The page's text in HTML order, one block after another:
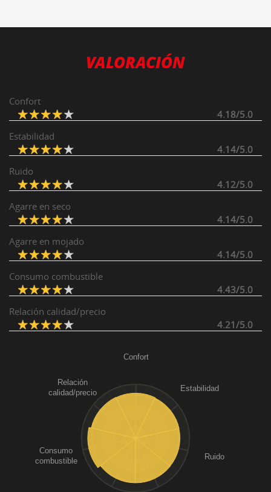
VALORACIÓN
Confort
4.18/5.0
Estabilidad
4.14/5.0
Ruido
4.12/5.0
Agarre en seco
4.14/5.0
Agarre en mojado
4.14/5.0
Consumo combustible
4.43/5.0
Relación calidad/precio
4.21/5.0
Confort
Estabilidad
Ruido
Consumo
combustible
Relación
calidad/precio